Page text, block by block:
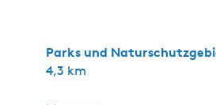
Parks und
4,3 km